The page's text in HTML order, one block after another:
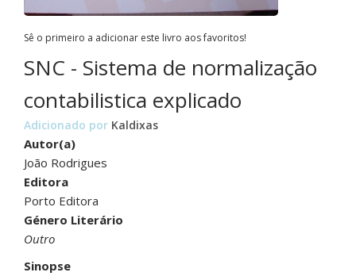
Sê o primeiro a adicionar este livro aos favoritos!
SNC - Sistema de normalização
contabilistica explicado
Adicionado por Kaldixas
Autor(a)
João Rodrigues
Editora
Porto Editora
Género Literário
Outro
Sinopse